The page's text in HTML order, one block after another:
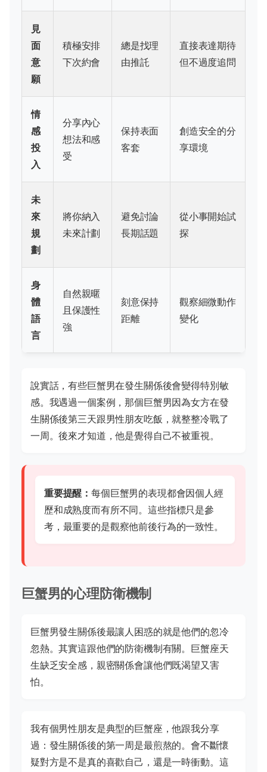
見
面
意
願
積極安排
下次約會
總是找理
由推託
直接表達期待
但不過度追問
情
感
投
入
分享內心
想法和感
受
保持表面
客套
創造安全的分
享環境
未
來
規
劃
將你納入
未來計劃
避免討論
長期話題
從小事開始試
探
身
體
語
言
自然親暱
且保護性
強
刻意保持
距離
觀察細微動作
變化
說實話，有些巨蟹男在發生關係後會變得特別敏
感。我遇過一個案例，那個巨蟹男因為女方在發
生關係後第三天跟男性朋友吃飯，就整整冷戰了
一周。後來才知道，他是覺得自己不被重視。
重要提醒：每個巨蟹男的表現都會因個人經
歷和成熟度而有所不同。這些指標只是參
考，最重要的是觀察他前後行為的一致性。
巨蟹男的心理防衛機制
巨蟹男發生關係後最讓人困惑的就是他們的忽冷
忽熱。其實這跟他們的防衛機制有關。巨蟹座天
生缺乏安全感，親密關係會讓他們既渴望又害
怕。
我有個男性朋友是典型的巨蟹座，他跟我分享
過：發生關係後的第一周是最煎熬的。會不斷懷
疑對方是不是真的喜歡自己，還是一時衝動。這